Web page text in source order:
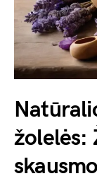
žolelės:
skausmo